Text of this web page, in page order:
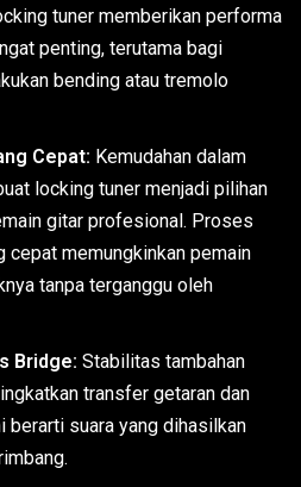
tuner memberikan performa
penting, terutama bagi
bending atau tremolo
Cepat: Kemudahan dalam
locking tuner menjadi pilihan
gitar profesional. Proses
cepat memungkinkan pemain
tanpa terganggu oleh
Bridge: Stabilitas tambahan
transfer getaran dan
berarti suara yang dihasilkan